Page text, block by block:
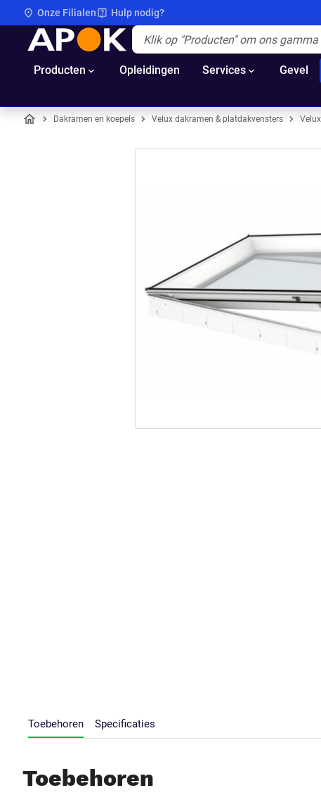
Onze Filialen Hulp nodig?
APOK
Producten Opleidingen Services Gevel
Dakramen en koepels Velux dakramen & platdakvensters
Toebehoren Specificaties
Toebehoren